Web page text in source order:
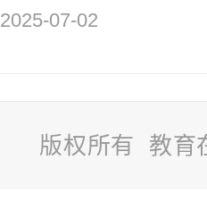
2025-07-02
版权所有 教育